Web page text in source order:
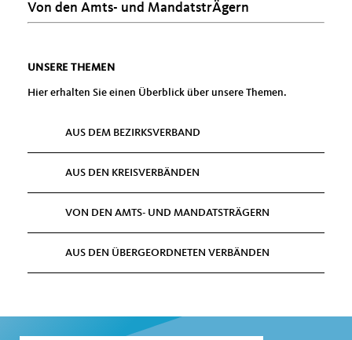
Von den Amts- und MandatstrÄgern
UNSERE THEMEN
Hier erhalten Sie einen Überblick über unsere Themen.
AUS DEM BEZIRKSVERBAND
AUS DEN KREISVERBÄNDEN
VON DEN AMTS- UND MANDATSTRÄGERN
AUS DEN ÜBERGEORDNETEN VERBÄNDEN